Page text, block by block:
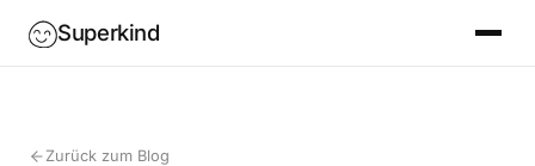
Superkind
Zurück zum Blog